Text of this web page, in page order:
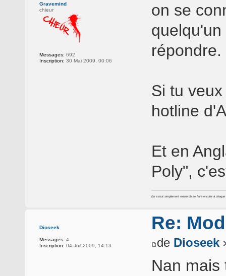
Gravemind
chieur
Messages: 692
Inscription: 30 Mai 2009, 00:06
on se
répondre.
Si tu
hotline
Et en
Poly",
En a tout simplement marre de se faire enculer à
Dioseek
Messages: 4
Inscription: 04 Juil 2009, 14:13
Re:
de Dioseek
Nan mais